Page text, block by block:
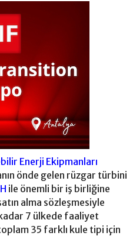
Enerji Ekipmanları
önde gelen rüzgar türbini
ile önemli bir iş birliğine
alma sözleşmesiyle
7 ülkede faaliyet
35 farklı kule tipi için